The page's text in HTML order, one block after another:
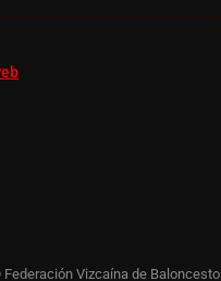
Vizcaína de Baloncesto